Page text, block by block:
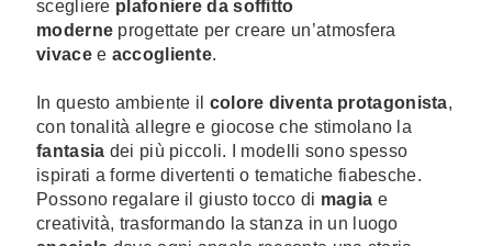
scegliere plafoniere da soffitto
moderne progettate per creare un’atmosfera
vivacee accogliente.
In questo ambiente il colore diventa protagonista,
con tonalità allegre e giocose che stimolano la
fantasia dei più piccoli. I modelli sono spesso
ispirati a forme divertenti o tematiche fiabesche.
Possono regalare il giusto tocco di magia e
creatività, trasformando la stanza in un luogo